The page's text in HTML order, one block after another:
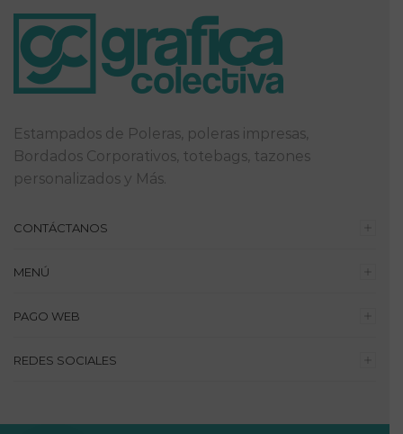
Estampados de Poleras, poleras impresas,
Bordados Corporativos, totebags, tazones
personalizados y Más.
CONTÁCTANOS
MENÚ
PAGO WEB
REDES SOCIALES